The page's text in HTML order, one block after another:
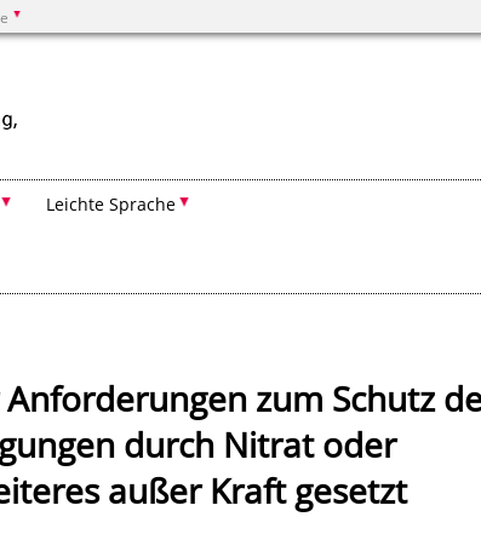
Leichte Sprache
zum Schutz
durch Nitrat oder
außer Kraft gesetzt